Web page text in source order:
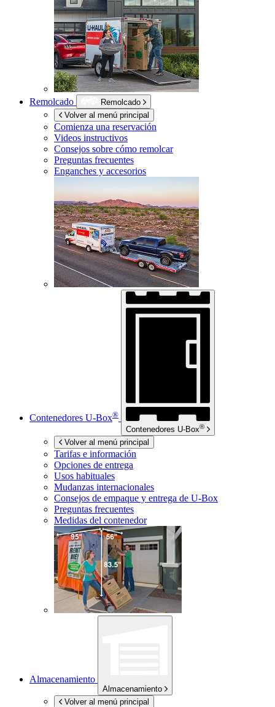
Remolcado
Remolcado
Volver al menú principal
Comienza una reservación
Videos instructivos
Consejos sobre cómo remolcar
Preguntas frecuentes
Enganches y accesorios
Contenedores U-Box®
Contenedores U-Box®
Volver al menú principal
Tarifas e información
Opciones de entrega
Usos habituales
Mudanzas internacionales
Consejos de empaque y entrega de U-Box
Preguntas frecuentes
Medidas del contenedor
Almacenamiento
Almacenamiento
Volver al menú principal